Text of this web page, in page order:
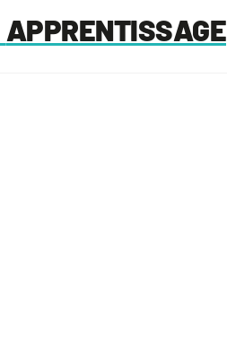
APPRENTISSAGE